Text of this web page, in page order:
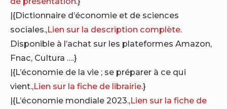
|{Dictionnaire d’économie et de sciences
sociales.,Lien sur la description complète.
Disponible à l’achat sur les plateformes Amazon,
Fnac, Cultura ….}
|{L’économie de la vie ; se préparer à ce qui
vient.,Lien sur la fiche de librairie.}
|{L’économie mondiale 2023.,Lien sur la fiche de